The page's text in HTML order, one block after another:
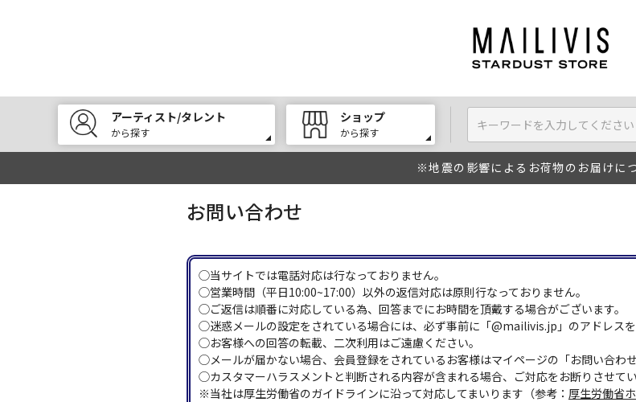
アーティスト/タレント
から探す
ショップ
から探す
※地震の影響によるお荷物のお届けに
お問い合わせ
◯当サイトでは電話対応は行なっておりません。
◯営業時間（平日10:00~17:00）以外の返信対応は原則行なっておりません。
◯ご返信は順番に対応している為、回答までにお時間を頂戴する場合がございます。
◯迷惑メールの設定をされている場合には、必ず事前に「@mailivis.jp」のアドレスを
◯お客様への回答の転載、二次利用はご遠慮ください。
◯メールが届かない場合、会員登録をされているお客様はマイページの「お問い合わ
◯カスタマーハラスメントと判断される内容が含まれる場合、ご対応をお断りさせて
※当社は厚生労働省のガイドラインに沿って対応してまいります（参考： 厚生労働省